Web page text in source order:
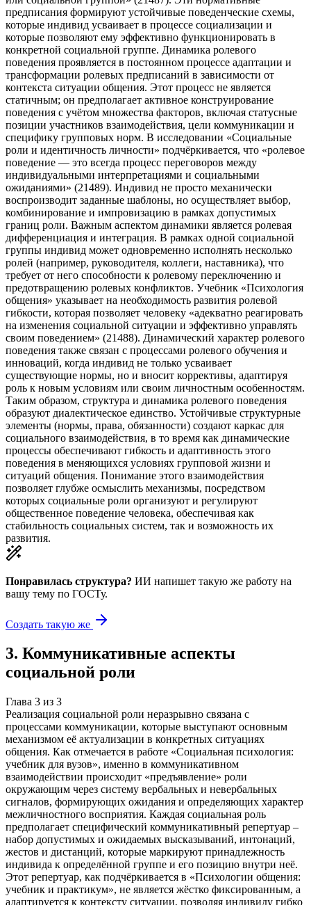
предписания формируют устойчивые поведенческие схемы,
которые индивид усваивает в процессе социализации и
которые позволяют ему эффективно функционировать в
конкретной социальной группе. Динамика ролевого
поведения проявляется в постоянном процессе адаптации и
трансформации ролевых предписаний в зависимости от
контекста ситуации общения. Этот процесс не является
статичным; он предполагает активное конструирование
поведения с учётом множества факторов, включая статусные
позиции участников взаимодействия, цели коммуникации и
специфику групповых норм. В исследовании «Социальные
роли и идентичность личности» подчёркивается, что «ролевое
поведение — это всегда процесс переговоров между
индивидуальными интерпретациями и социальными
ожиданиями» (21489). Индивид не просто механически
воспроизводит заданные шаблоны, но осуществляет выбор,
комбинирование и импровизацию в рамках допустимых
границ роли. Важным аспектом динамики является ролевая
дифференциация и интеграция. В рамках одной социальной
группы индивид может одновременно исполнять несколько
ролей (например, руководителя, коллеги, наставника), что
требует от него способности к ролевому переключению и
предотвращению ролевых конфликтов. Учебник «Психология
общения» указывает на необходимость развития ролевой
гибкости, которая позволяет человеку «адекватно реагировать
на изменения социальной ситуации и эффективно управлять
своим поведением» (21488). Динамический характер ролевого
поведения также связан с процессами ролевого обучения и
инноваций, когда индивид не только усваивает
существующие нормы, но и вносит коррективы, адаптируя
роль к новым условиям или своим личностным особенностям.
Таким образом, структура и динамика ролевого поведения
образуют диалектическое единство. Устойчивые структурные
элементы (нормы, права, обязанности) создают каркас для
социального взаимодействия, в то время как динамические
процессы обеспечивают гибкость и адаптивность этого
поведения в меняющихся условиях групповой жизни и
ситуаций общения. Понимание этого взаимодействия
позволяет глубже осмыслить механизмы, посредством
которых социальные роли организуют и регулируют
общественное поведение человека, обеспечивая как
стабильность социальных систем, так и возможность их
развития.
Понравилась структура? ИИ напишет такую же работу на
вашу тему по ГОСТу.
Создать такую же
3. Коммуникативные аспекты
социальной роли
Глава 3 из 3
Реализация социальной роли неразрывно связана с
процессами коммуникации, которые выступают основным
механизмом её актуализации в конкретных ситуациях
общения. Как отмечается в работе «Социальная психология:
учебник для вузов», именно в коммуникативном
взаимодействии происходит «предъявление» роли
окружающим через систему вербальных и невербальных
сигналов, формирующих ожидания и определяющих характер
межличностного восприятия. Каждая социальная роль
предполагает специфический коммуникативный репертуар –
набор допустимых и ожидаемых высказываний, интонаций,
жестов и дистанций, которые маркируют принадлежность
индивида к определённой группе и его позицию внутри неё.
Этот репертуар, как подчёркивается в «Психологии общения:
учебник и практикум», не является жёстко фиксированным, а
адаптируется к контексту ситуации, позволяя индивиду гибко